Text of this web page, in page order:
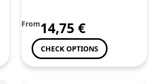
From14,75€
CHECK OPTIONS